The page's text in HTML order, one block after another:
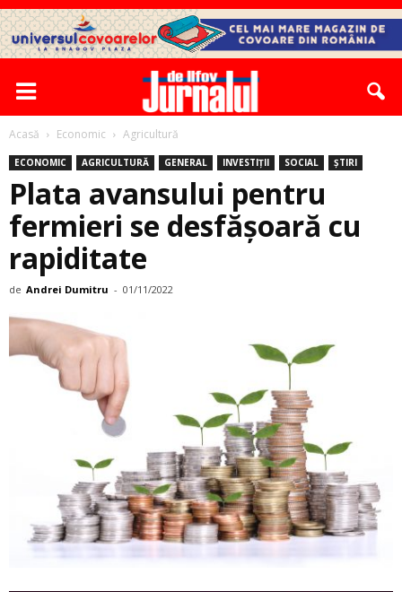
Acasă Economic Agricultură
ECONOMIC AGRICULTURĂ GENERAL INVESTIȚII SOCIAL ȘTIRI
Plata avansului pentru
fermieri se desfășoară cu
rapiditate
de Andrei Dumitru - 01/11/2022